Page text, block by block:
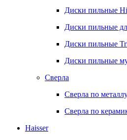
Диски пильные
Диски пильные
Диски пильные
Диски пильные
Сверла
Сверла по
Сверла по
Haisser